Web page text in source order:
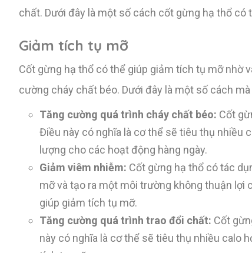
chất. Dưới đây là một số cách cốt gừng hạ thổ
Giảm tích tụ mỡ
Cốt gừng hạ thổ có thể giúp giảm tích tụ mỡ nhờ
cường cháy chất béo. Dưới đây là một số cách
Tăng cường quá trình cháy chất béo: Cốt
Điều này có nghĩa là cơ thể sẽ tiêu thụ nhiều
lượng cho các hoạt động hàng ngày.
Giảm viêm nhiễm: Cốt gừng hạ thổ có tác
mỡ và tạo ra một môi trường không thuận lợi
giúp giảm tích tụ mỡ.
Tăng cường quá trình trao đổi chất: Cốt
này có nghĩa là cơ thể sẽ tiêu thụ nhiều calo